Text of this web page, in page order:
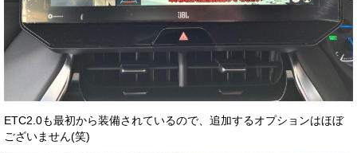
ETC2.0も最初から装備されているので、追加するオプションはほぼ
ございません(笑)